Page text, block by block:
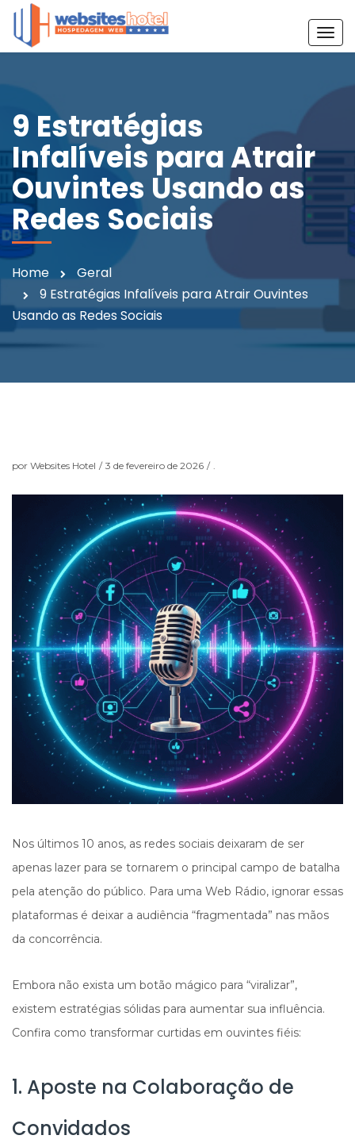
T
o
g
n
a
v
i
g
a
i
o
9 Estratégias
Infalíveis para Atrair
Ouvintes Usando as
Redes Sociais
Home
Geral
9 Estratégias Infalíveis para Atrair Ouvintes
Usando as Redes Sociais
por Websites Hotel / 3 de fevereiro de 2026 / .
Nos últimos 10 anos, as redes sociais deixaram de ser
apenas lazer para se tornarem o principal campo de batalha
pela atenção do público. Para uma Web Rádio, ignorar essas
plataformas é deixar a audiência “fragmentada” nas mãos
da concorrência.
Embora não exista um botão mágico para “viralizar”,
existem estratégias sólidas para aumentar sua influência.
Confira como transformar curtidas em ouvintes fiéis:
1. Aposte na Colaboração de
Convidados